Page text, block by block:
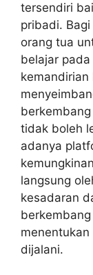
tersendiri
pribadi.
orang tua
belajar
tidak boleh
adanya
langsung
kesadaran
dijalani.